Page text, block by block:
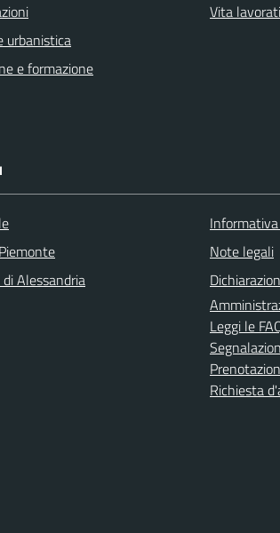
urbanistica
e formazione
Vita
Alessandria
Note legali
Leggi le
Richiesta